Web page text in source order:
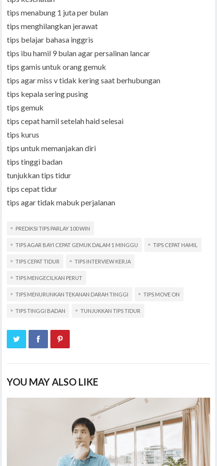
tips menabung 1 juta per bulan
tips menghilangkan jerawat
tips belajar bahasa inggris
tips ibu hamil 9 bulan agar persalinan lancar
tips gamis untuk orang gemuk
tips agar miss v tidak kering saat berhubungan
tips kepala sering pusing
tips gemuk
tips cepat hamil setelah haid selesai
tips kurus
tips untuk memanjakan diri
tips tinggi badan
tunjukkan tips tidur
tips cepat tidur
tips agar tidak mabuk perjalanan
PREDIKSI TIPS PARLAY 100 WIN
TIPS AGAR BAYI CEPAT GEMUK DALAM 1 MINGGU TIPS CEPAT HAMIL
TIPS CEPAT TIDUR TIPS INTERVIEW KERJA
TIPS MENGECILKAN PERUT
TIPS MENURUNKAN TEKANAN DARAH TINGGI TIPS MOVE ON
TIPS TINGGI BADAN TUNJUKKAN TIPS TIDUR
YOU MAY ALSO LIKE